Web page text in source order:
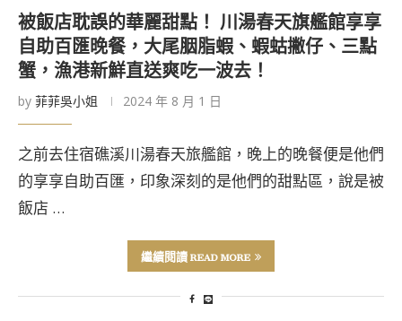
被飯店耽誤的華麗甜點！ 川湯春天旗艦館享享
自助百匯晚餐，大尾胭脂蝦、蝦蛄撇仔、三點
蟹，漁港新鮮直送爽吃一波去！
by 菲菲吳小姐 2024 年 8 月 1 日
之前去住宿礁溪川湯春天旅艦館，晚上的晚餐便是他們
的享享自助百匯，印象深刻的是他們的甜點區，說是被
飯店 …
繼續閱讀 READ MORE